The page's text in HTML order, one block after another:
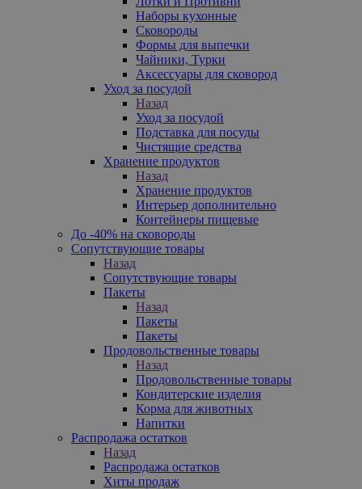
Наборы кухонные
Сковороды
Формы для выпечки
Чайники, Турки
Аксессуары для сковород
Уход за посудой
Назад
Уход за посудой
Подставка для посуды
Чистящие средства
Хранение продуктов
Назад
Хранение продуктов
Интерьер дополнительно
Контейнеры пищевые
До -40% на сковороды
Сопутствующие товары
Назад
Сопутствующие товары
Пакеты
Назад
Пакеты
Пакеты
Продовольственные товары
Назад
Продовольственные товары
Кондитерские изделия
Корма для животных
Напитки
Распродажа остатков
Назад
Распродажа остатков
Хиты продаж